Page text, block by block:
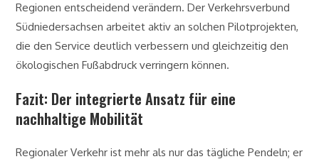
Regionen entscheidend verändern. Der Verkehrsverbund
Südniedersachsen arbeitet aktiv an solchen Pilotprojekten,
die den Service deutlich verbessern und gleichzeitig den
ökologischen Fußabdruck verringern können.
Fazit: Der integrierte Ansatz für eine
nachhaltige Mobilität
Regionaler Verkehr ist mehr als nur das tägliche Pendeln; er